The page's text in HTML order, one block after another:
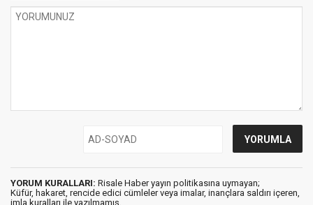
YORUM KURALLARI: Risale Haber yayın politikasına uymayan;
Küfür, hakaret, rencide edici cümleler veya imalar, inançlara saldırı içeren,
imla kuralları ile yazılmamış,